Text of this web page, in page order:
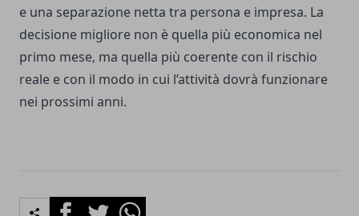
e una separazione netta tra persona e impresa. La
decisione migliore non è quella più economica nel
primo mese, ma quella più coerente con il rischio
reale e con il modo in cui l’attività dovrà funzionare
nei prossimi anni.
FacebookTwitterWhatsapp